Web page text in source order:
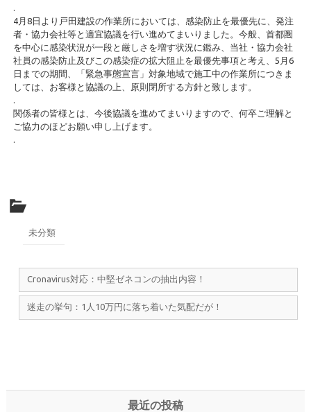
.
4月8日より戸田建設の作業所においては、感染防止を最優先に、発注
者・協力会社等と適宜協議を行い進めてまいりました。今般、首都圏
を中心に感染状況が一段と厳しさを増す状況に鑑み、当社・協力会社
社員の感染防止及びこの感染症の拡大阻止を最優先事項と考え、5月6
日までの期間、「緊急事態宣言」対象地域で施工中の作業所につきま
しては、お客様と協議の上、原則閉所する方針と致します。
.
関係者の皆様とは、今後協議を進めてまいりますので、何卒ご理解と
ご協力のほどお願い申し上げます。
.
未分類
Cronavirus対応：中堅ゼネコンの抽出内容！
迷走の挙句：1人10万円に落ち着いた気配だが！
最近の投稿